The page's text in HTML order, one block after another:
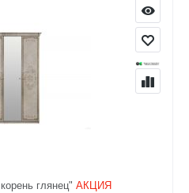
глянец" АКЦИЯ